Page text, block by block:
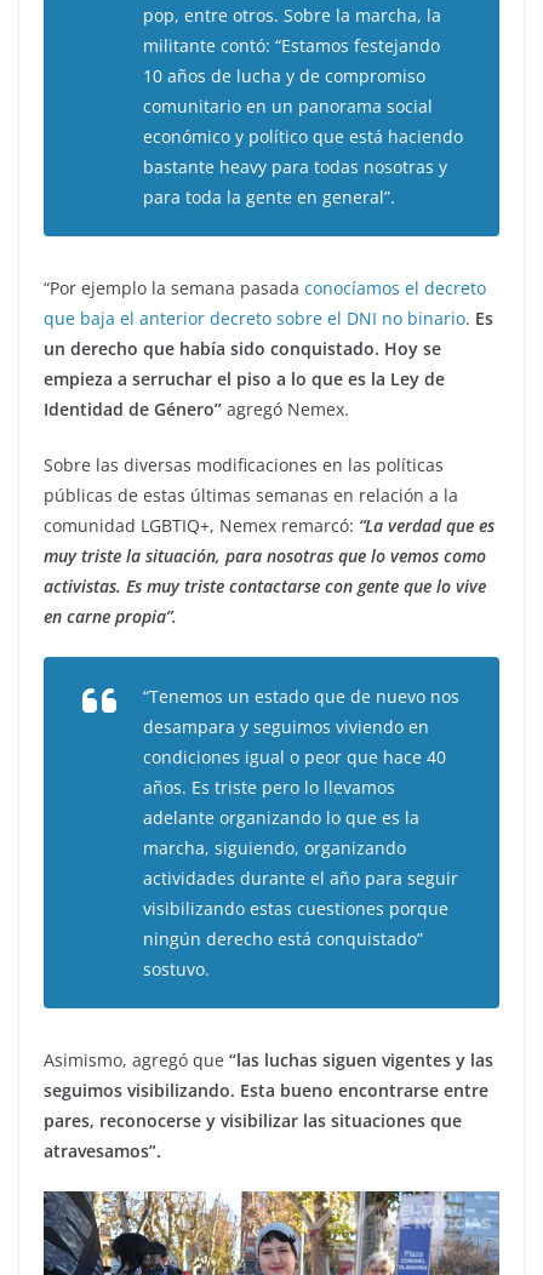
pop, entre otros. Sobre la marcha, la
militante contó: “Estamos festejando
10 años de lucha y de compromiso
comunitario en un panorama social
económico y político que está haciendo
bastante heavy para todas nosotras y
para toda la gente en general”.
“Por ejemplo la semana pasada conocíamos el decreto
que baja el anterior decreto sobre el DNI no binario. Es
un derecho que había sido conquistado. Hoy se
empieza a serruchar el piso a lo que es la Ley de
Identidad de Género” agregó Nemex.
Sobre las diversas modificaciones en las políticas
públicas de estas últimas semanas en relación a la
comunidad LGBTIQ+, Nemex remarcó: “La verdad que es
muy triste la situación, para nosotras que lo vemos como
activistas. Es muy triste contactarse con gente que lo vive
en carne propia”.
“Tenemos un estado que de nuevo nos
desampara y seguimos viviendo en
condiciones igual o peor que hace 40
años. Es triste pero lo llevamos
adelante organizando lo que es la
marcha, siguiendo, organizando
actividades durante el año para seguir
visibilizando estas cuestiones porque
ningún derecho está conquistado”
sostuvo.
Asimismo, agregó que “las luchas siguen vigentes y las
seguimos visibilizando. Esta bueno encontrarse entre
pares, reconocerse y visibilizar las situaciones que
atravesamos”.